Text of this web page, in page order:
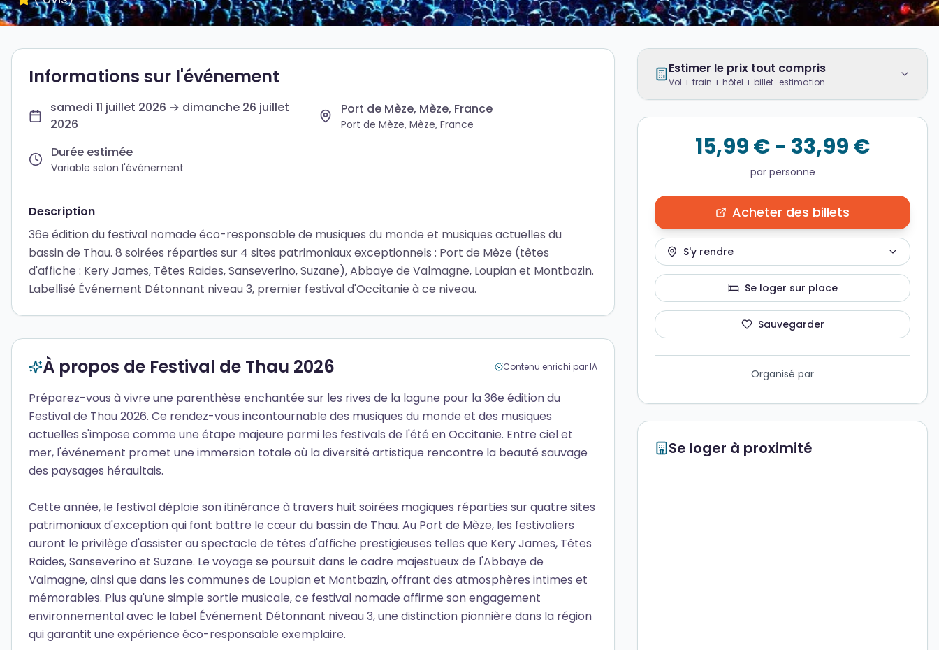
Informations sur l'événement
samedi 11 juillet 2026 → dimanche 26 juillet
2026
Port de Mèze, Mèze, France
Port de Mèze, Mèze, France
Durée estimée
Variable selon l'événement
Description
36e édition du festival nomade éco-responsable de musiques du monde et musiques actuelles du
bassin de Thau. 8 soirées réparties sur 4 sites patrimoniaux exceptionnels : Port de Mèze (têtes
d'affiche : Kery James, Têtes Raides, Sanseverino, Suzane), Abbaye de Valmagne, Loupian et Montbazin.
Labellisé Événement Détonnant niveau 3, premier festival d'Occitanie à ce niveau.
À propos de Festival de Thau 2026 Contenu enrichi par IA
Préparez-vous à vivre une parenthèse enchantée sur les rives de la lagune pour la 36e édition du
Festival de Thau 2026. Ce rendez-vous incontournable des musiques du monde et des musiques
actuelles s'impose comme une étape majeure parmi les festivals de l'été en Occitanie. Entre ciel et
mer, l'événement promet une immersion totale où la diversité artistique rencontre la beauté sauvage
des paysages héraultais.
Cette année, le festival déploie son itinérance à travers huit soirées magiques réparties sur quatre sites
patrimoniaux d'exception qui font battre le cœur du bassin de Thau. Au Port de Mèze, les festivaliers
auront le privilège d'assister au spectacle de têtes d'affiche prestigieuses telles que Kery James, Têtes
Raides, Sanseverino et Suzane. Le voyage se poursuit dans le cadre majestueux de l'Abbaye de
Valmagne, ainsi que dans les communes de Loupian et Montbazin, offrant des atmosphères intimes et
mémorables. Plus qu'une simple sortie musicale, ce festival nomade affirme son engagement
environnemental avec le label Événement Détonnant niveau 3, une distinction pionnière dans la région
qui garantit une expérience éco-responsable exemplaire.
Estimer le prix tout compris
Vol + train + hôtel + billet · estimation
15,99 € - 33,99 €
par personne
Acheter des billets
S'y rendre
Se loger sur place
Sauvegarder
Organisé par
Se loger à proximité